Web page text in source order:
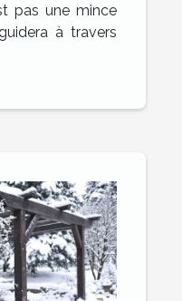
pas une mince
à travers